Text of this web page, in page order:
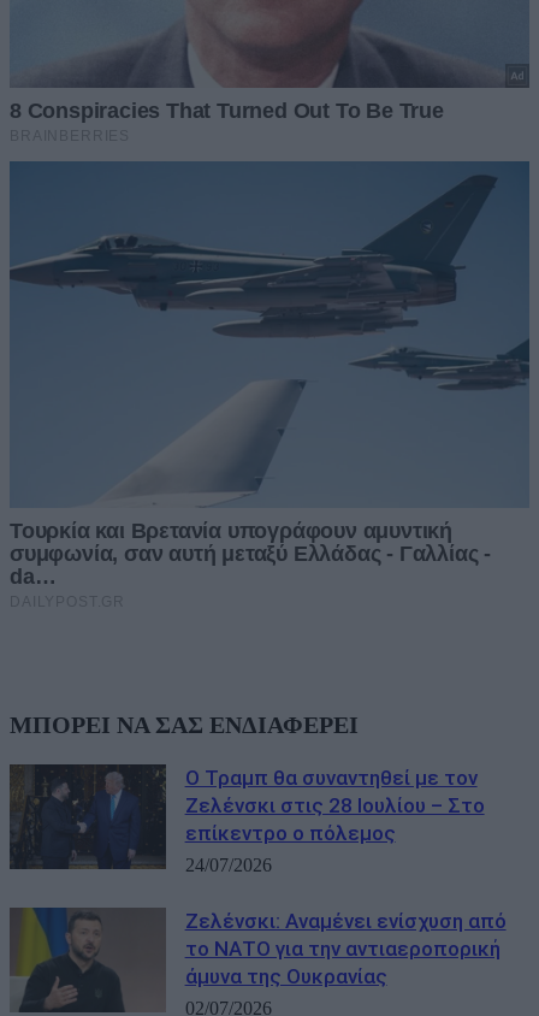
ΜΠΟΡΕΙ ΝΑ ΣΑΣ ΕΝΔΙΑΦΕΡΕΙ
Ο Τραμπ θα συναντηθεί με τον
Ζελένσκι στις 28 Ιουλίου – Στο
επίκεντρο ο πόλεμος
24/07/2026
Ζελένσκι: Αναμένει ενίσχυση από
το ΝΑΤΟ για την αντιαεροπορική
άμυνα της Ουκρανίας
02/07/2026